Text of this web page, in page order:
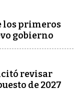
los primeros
gobierno
revisar
de 2027